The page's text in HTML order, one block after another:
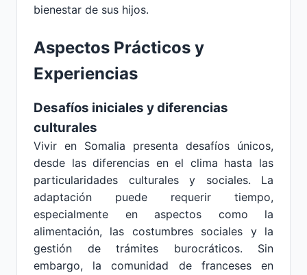
bienestar de sus hijos.
Aspectos Prácticos y
Experiencias
Desafíos iniciales y diferencias
culturales
Vivir en Somalia presenta desafíos únicos,
desde las diferencias en el clima hasta las
particularidades culturales y sociales. La
adaptación puede requerir tiempo,
especialmente en aspectos como la
alimentación, las costumbres sociales y la
gestión de trámites burocráticos. Sin
embargo, la comunidad de franceses en